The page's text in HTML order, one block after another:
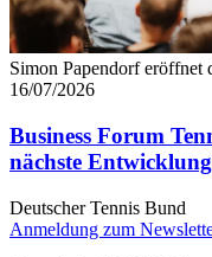
Simon Papendorf eröffnet
16/07/2026
Business Forum
nächste
Deutscher Tennis Bund
Anmeldung zum